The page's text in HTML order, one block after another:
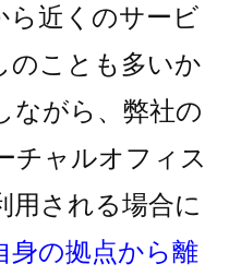
ら近くのサービ
のことも多いか
がら、 弊社の
チャルオフィス
用される場合に
身の拠点から離